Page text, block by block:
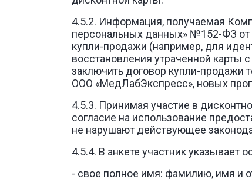
4.5.2. Информация, получаемая
персональных данных» №152-ФЗ от
купли-продажи (например, для
восстановления утраченной
заключить договор купли-продажи
ООО «МедЛабЭкспресс», новых
4.5.3. Принимая участие в
согласие на использование
не нарушают действующее
4.5.4. В анкете участник
- свое полное имя: фамилию, имя и